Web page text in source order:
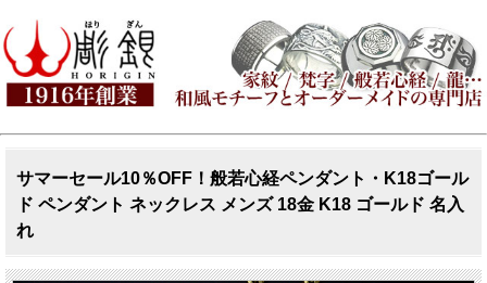
サマーセール10％OFF！般若心経ペンダント・K18ゴール
ド ペンダント ネックレス メンズ 18金 K18 ゴールド 名入
れ